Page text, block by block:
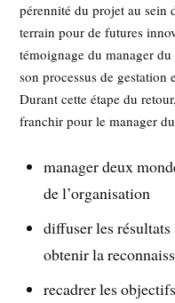
pérennité du projet au sein
terrain pour de futures
témoignage du manager
son processus de gestation
Durant cette étape du
franchir pour le manager
manager deux
de l’organisation
diffuser les
obtenir la
recadrer les